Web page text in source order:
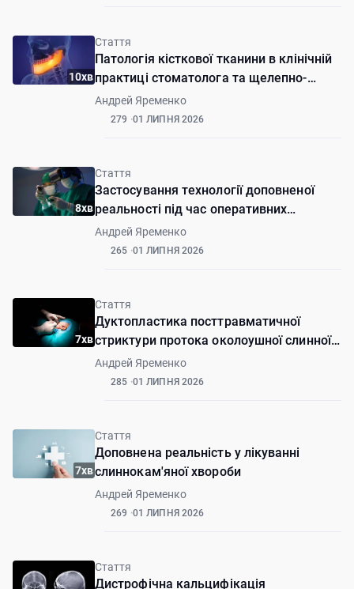
10хв
Стаття
Патологія кісткової тканини в клінічній
практиці стоматолога та щелепно-
лицевого хірурга
Андрей Яременко
279 01 ЛИПНЯ 2026
8хв
Стаття
Застосування технології доповненої
реальності під час оперативних
втручань на верхній щелепі. Клінічний
випадок
Андрей Яременко
265 01 ЛИПНЯ 2026
7хв
Стаття
Дуктопластика посттравматичної
стриктури протока околоушної слинної
залози
Андрей Яременко
285 01 ЛИПНЯ 2026
7хв
Стаття
Доповнена реальність у лікуванні
слиннокам'яної хвороби
Андрей Яременко
269 01 ЛИПНЯ 2026
Стаття
Дистрофічна кальцифікація